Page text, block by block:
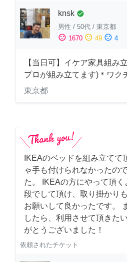
knsk check_circle
男性 / 50代 / 東京都
sentiment_satisfied 1670 sentiment_neutral 49 sentiment_dissatisfied 4
【当日可】イケア家具組み
プロが組み立てます)＊ワク
東京都
IKEAのベッドを組み立てて
ゃ手も付けられなかったの
た。 IKEAの方にやって頂
段でして頂け、取り掛かり
お願いして良かったです。
したら、利用させて頂きた
がとうございました！
依頼されたチケット